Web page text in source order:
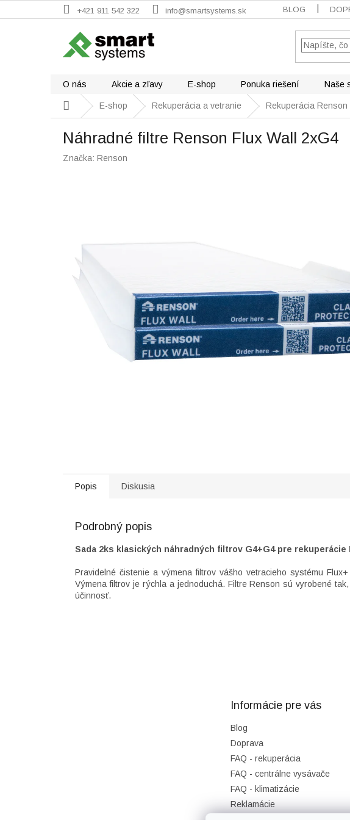
na
+421 911 542 322 info@smartsystems.sk BLOG
O nás Akcie a zľavy E-shop Ponuka riešení Naše
DomovE-shop Rekuperácia a vetranie Rekuperácia Renson
Náhradné filtre Renson Flux Wall 2xG4
Značka: Renson
Popis Diskusia
Podrobný popis
Sada 2ks klasických náhradných filtrov G4+G4 pre rekuperácie
Pravidelné čistenie a výmena filtrov vášho vetracieho systému
Výmena filtrov je rýchla a jednoduchá. Filtre Renson sú vyrobené
účinnosť.
Informácie pre vás
Blog
Doprava
FAQ - rekuperácia
FAQ - centrálne vysávače
FAQ - klimatizácie
Reklamácie